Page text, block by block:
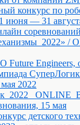
конкурс по
июня — 31
/
Future Engineers,
СуперЛогик
2022
15 мая
детского